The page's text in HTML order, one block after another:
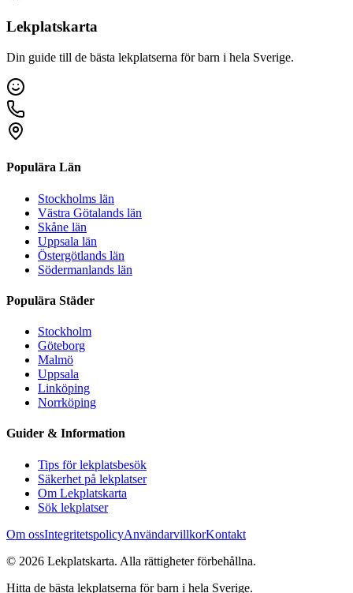
Lekplatskarta
Din guide till de bästa lekplatserna för barn i hela Sverige.
Populära Län
Stockholms län
Västra Götalands län
Skåne län
Uppsala län
Östergötlands län
Södermanlands län
Populära Städer
Stockholm
Göteborg
Malmö
Uppsala
Linköping
Norrköping
Guider & Information
Tips för lekplatsbesök
Säkerhet på lekplatser
Om Lekplatskarta
Sök lekplatser
Om ossIntegritetspolicyAnvändarvillkorKontakt
© 2026 Lekplatskarta. Alla rättigheter förbehållna.
Hitta de bästa lekplatserna för barn i hela Sverige.